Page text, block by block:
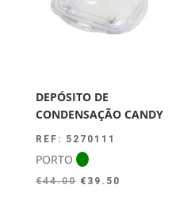
DEPÓSITO DE
CONDENSAÇÃO CANDY
REF: 5270111
PORTO
€44.00 O
€ 39.50